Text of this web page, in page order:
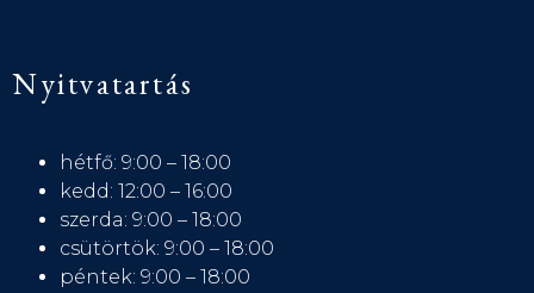
Nyitvatartás
hétfő: 9:00 – 18:00
kedd: 12:00 – 16:00
szerda: 9:00 – 18:00
csütörtök: 9:00 – 18:00
péntek: 9:00 – 18:00